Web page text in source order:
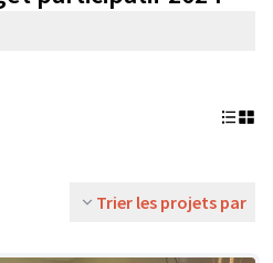
Trier les projets par